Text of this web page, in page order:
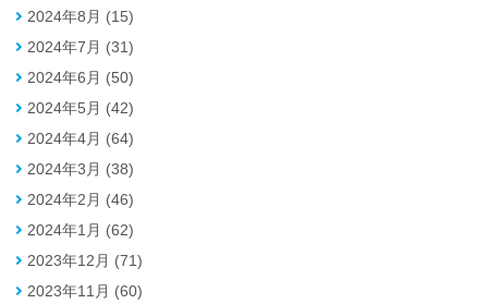
2024年8月 (15)
2024年7月 (31)
2024年6月 (50)
2024年5月 (42)
2024年4月 (64)
2024年3月 (38)
2024年2月 (46)
2024年1月 (62)
2023年12月 (71)
2023年11月 (60)